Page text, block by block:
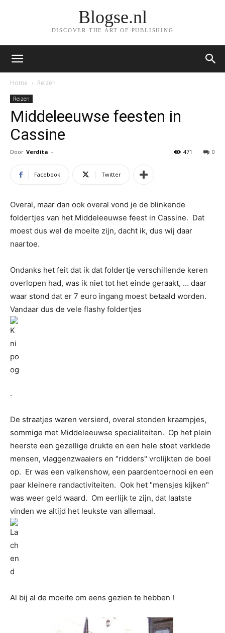
Blogse.nl
DISCOVER THE ART OF PUBLISHING
Home Reizen
Reizen
Middeleeuwse feesten in
Cassine
Door Verdita - 0
471
Facebook Twitter
Overal, maar dan ook overal vond je de blinkende
foldertjes van het Middeleeuwse feest in Cassine. Dat
moest dus wel de moeite zijn, dacht ik, dus wij daar
naartoe.
Ondanks het feit dat ik dat foldertje verschillende keren
overlopen had, was ik niet tot het einde geraakt, … daar
waar stond dat er 7 euro ingang moest betaald worden.
Vandaar dus de vele flashy foldertjes
.
De straatjes waren versierd, overal stonden kraampjes,
sommige met Middeleeuwse specialiteiten. Op het plein
heerste een gezellige drukte en een hele stoet verklede
mensen, vlaggenzwaaiers en "ridders" vrolijkten de boel
op. Er was een valkenshow, een paardentoernooi en een
paar kleinere randactiviteiten. Ook het "mensjes kijken"
was weer geld waard. Om eerlijk te zijn, dat laatste
vinden we altijd het leukste van allemaal.
Al bij al de moeite om eens gezien te hebben !